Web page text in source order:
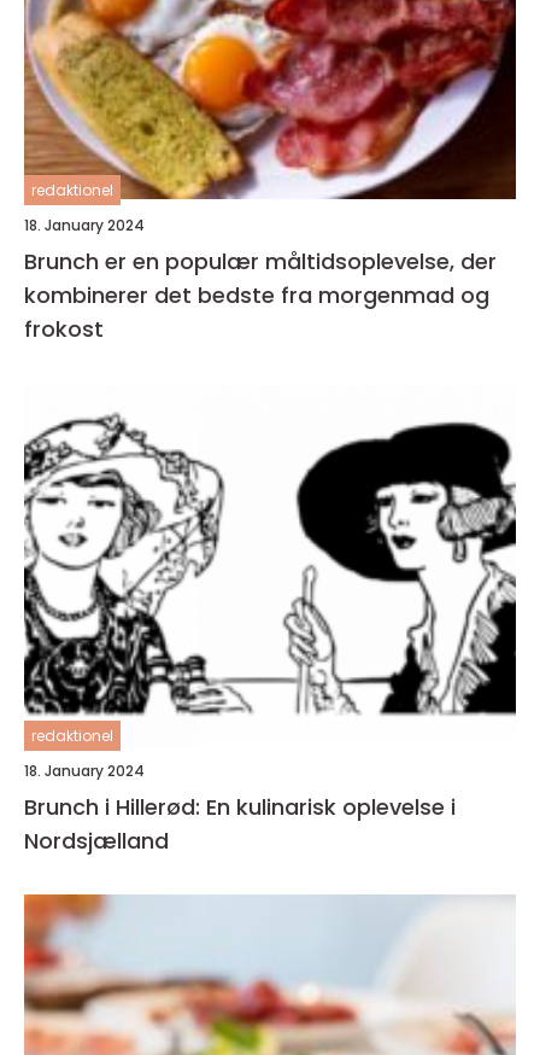
redaktionel
18. January 2024
Brunch er en populær måltidsoplevelse, der
kombinerer det bedste fra morgenmad og
frokost
redaktionel
18. January 2024
Brunch i Hillerød: En kulinarisk oplevelse i
Nordsjælland